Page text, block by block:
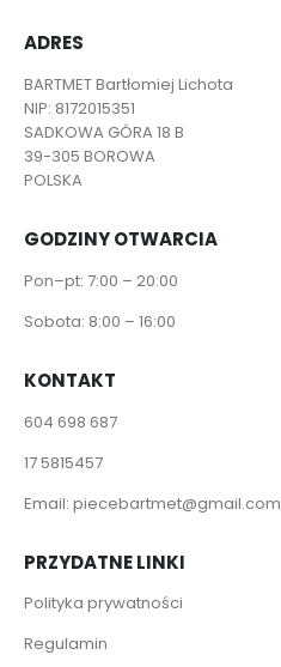
ADRES
BARTMET Bartłomiej Lichota
NIP: 8172015351
SADKOWA GÓRA 18 B
39-305 BOROWA
POLSKA
GODZINY OTWARCIA
Pon–pt: 7:00 – 20:00
Sobota: 8:00 – 16:00
KONTAKT
604 698 687
17 5815457
Email: piecebartmet@gmail.com
PRZYDATNE LINKI
Polityka prywatności
Regulamin